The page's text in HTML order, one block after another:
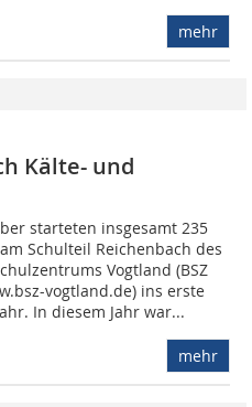
mehr
Kälte- und
starteten insgesamt 235
Schulteil Reichenbach des
Vogtland (BSZ
vogtland.de) ins erste
In diesem Jahr war...
mehr